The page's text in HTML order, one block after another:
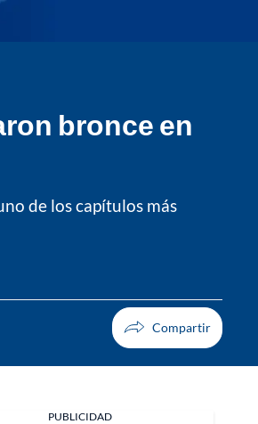
bronce en
de los capítulos más
PUBLICIDAD